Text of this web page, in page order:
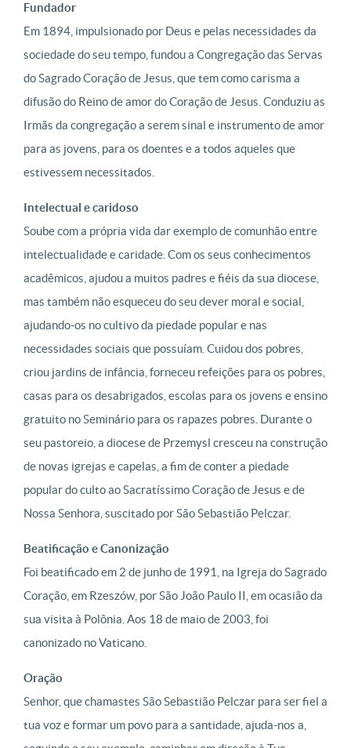
Fundador
Em 1894, impulsionado por Deus e pelas necessidades da
sociedade do seu tempo, fundou a Congregação das Servas
do Sagrado Coração de Jesus, que tem como carisma a
difusão do Reino de amor do Coração de Jesus. Conduziu as
Irmãs da congregação a serem sinal e instrumento de amor
para as jovens, para os doentes e a todos aqueles que
estivessem necessitados.
Intelectual e caridoso
Soube com a própria vida dar exemplo de comunhão entre
intelectualidade e caridade. Com os seus conhecimentos
acadêmicos, ajudou a muitos padres e fiéis da sua diocese,
mas também não esqueceu do seu dever moral e social,
ajudando-os no cultivo da piedade popular e nas
necessidades sociais que possuíam. Cuidou dos pobres,
criou jardins de infância, forneceu refeições para os pobres,
casas para os desabrigados, escolas para os jovens e ensino
gratuito no Seminário para os rapazes pobres. Durante o
seu pastoreio, a diocese de Przemysl cresceu na construção
de novas igrejas e capelas, a fim de conter a piedade
popular do culto ao Sacratíssimo Coração de Jesus e de
Nossa Senhora, suscitado por São Sebastião Pelczar.
Beatificação e Canonização
Foi beatificado em 2 de junho de 1991, na Igreja do Sagrado
Coração, em Rzeszów, por São João Paulo II, em ocasião da
sua visita à Polônia. Aos 18 de maio de 2003, foi
canonizado no Vaticano.
Oração
Senhor, que chamastes São Sebastião Pelczar para ser fiel a
tua voz e formar um povo para a santidade, ajuda-nos a,